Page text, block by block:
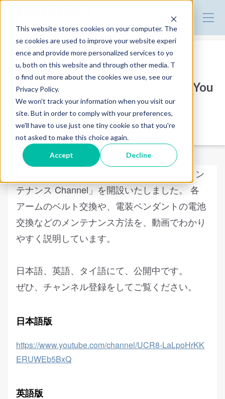
This website stores cookies on your computer. The
se cookies are used to improve your website experi
ence and provide more personalized services to yo
u, both on this website and through other media. T
o find out more about the cookies we use, see our
Privacy Policy.
We won't track your information when you visit our
site. But in order to comply with your preferences,
we'll have to use just one tiny cookie so that you're
not asked to make this choice again.
Accept Decline
株式会社ハーモ | 製品サイト
お知らせ
HARMO メンテナンス Channel（You
Tube）開設のお知らせ
お知らせ 2021.03.10
この度、ハーモではYouTubeに「HARMO メン
テナンス Channel」を開設いたしました。 各
アームのベルト交換や、電装ペンダントの電池
交換などのメンテナンス方法を、動画でわかり
やすく説明しています。
日本語、英語、タイ語にて、公開中です。
ぜひ、チャンネル登録をしてご覧ください。
日本語版
https://www.youtube.com/channel/UCR8-LaLpoHrKK
ERUWEb5BxQ
英語版